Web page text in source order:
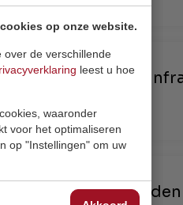
op onze website.
over de verschillende
leest u hoe
waaronder
voor het optimaliseren
op "Instellingen" om uw
van een
verwarming